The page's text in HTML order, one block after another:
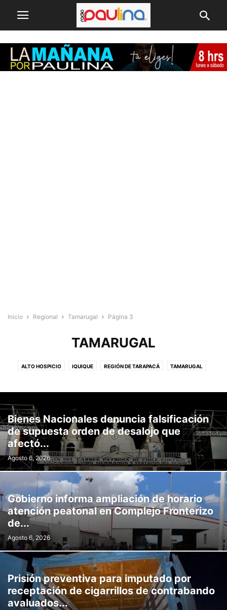
Inicio Regional Tamarugal Página 3
TAMARUGAL
ALTO HOSPICIO IQUIQUE REGIÓN DE TARAPACÁ TAMARUGAL
Bienes Nacionales denuncia falsificación
de supuesta orden de desalojo que
afectó...
Agosto 6, 2026
Gobierno informa ampliación de horario
atención peatonal en Complejo Fronterizo
de...
Agosto 6, 2026
Prisión preventiva para imputado por
receptación de cigarrillos de contrabando
avaluados...